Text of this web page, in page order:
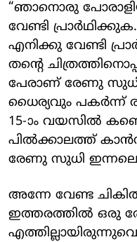
“ഞാനൊരു
വേണ്ടി
എനിക്കു വേണ്ടി
തന്റെ
പേരാണ് രേണു
ധൈര്യവും പകര്‍ന്ന്
15-ാം വയസിൽ
പില്‍ക്കാലത്ത്
രേണു സുധി
അന്നേ വേണ്ട
ഇത്തരത്തില്‍ ഒരു